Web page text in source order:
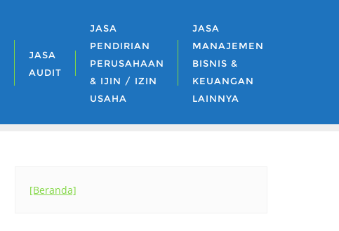
JASA
AUDIT
JASA
PENDIRIAN
PERUSAHAAN
& IJIN / IZIN
USAHA
JASA
MANAJEMEN
BISNIS &
KEUANGAN
LAINNYA
[Beranda]